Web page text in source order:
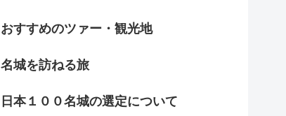
おすすめのツァー・観光地
名城を訪ねる旅
日本１００名城の選定について